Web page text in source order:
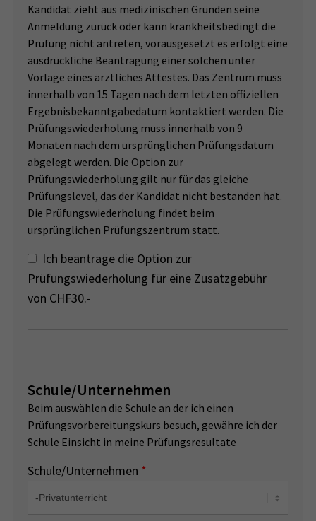
Kandidat zieht aus medizinischen Gründen seine
Anmeldung zurück oder kann krankheitsbedingt die
Prüfung nicht antreten, vorausgesetzt es erfolgt eine
ausdrückliche Beantragung einer solchen unter
Vorlage eines ärztliches Attestes. Das Zentrum muss
innerhalb von 15 Tagen nach dem letzten offiziellen
Ergebnisbekanntgabedatum kontaktiert werden. Die
Prüfungswiederholung muss innerhalb von 9
Monaten nach dem ursprünglichen Prüfungsdatum
abgelegt werden. Die Option zur
Prüfungswiederholung gilt nur für das gleiche
Prüfungslevel, das der Kandidat nicht bestanden hat.
Die Prüfungswiederholung findet beim
ursprünglichen Prüfungszentrum statt.
Ich beantrage die Option zur
Prüfungswiederholung für eine Zusatzgebühr
von CHF30.-
Schule/Unternehmen
Beim auswählen die Schule an der ich einen
Prüfungsvorbereitungskurs besuch, gewähre ich der
Schule Einsicht in meine Prüfungsresultate
Schule/Unternehmen *